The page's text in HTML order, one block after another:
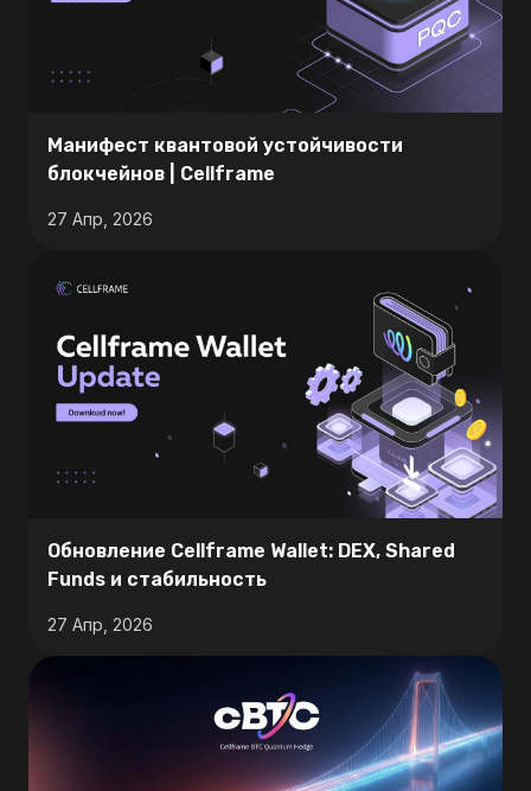
Манифест квантовой устойчивости
блокчейнов | Cellframe
27 Апр, 2026
Обновление Cellframe Wallet: DEX, Shared
Funds и стабильность
27 Апр, 2026